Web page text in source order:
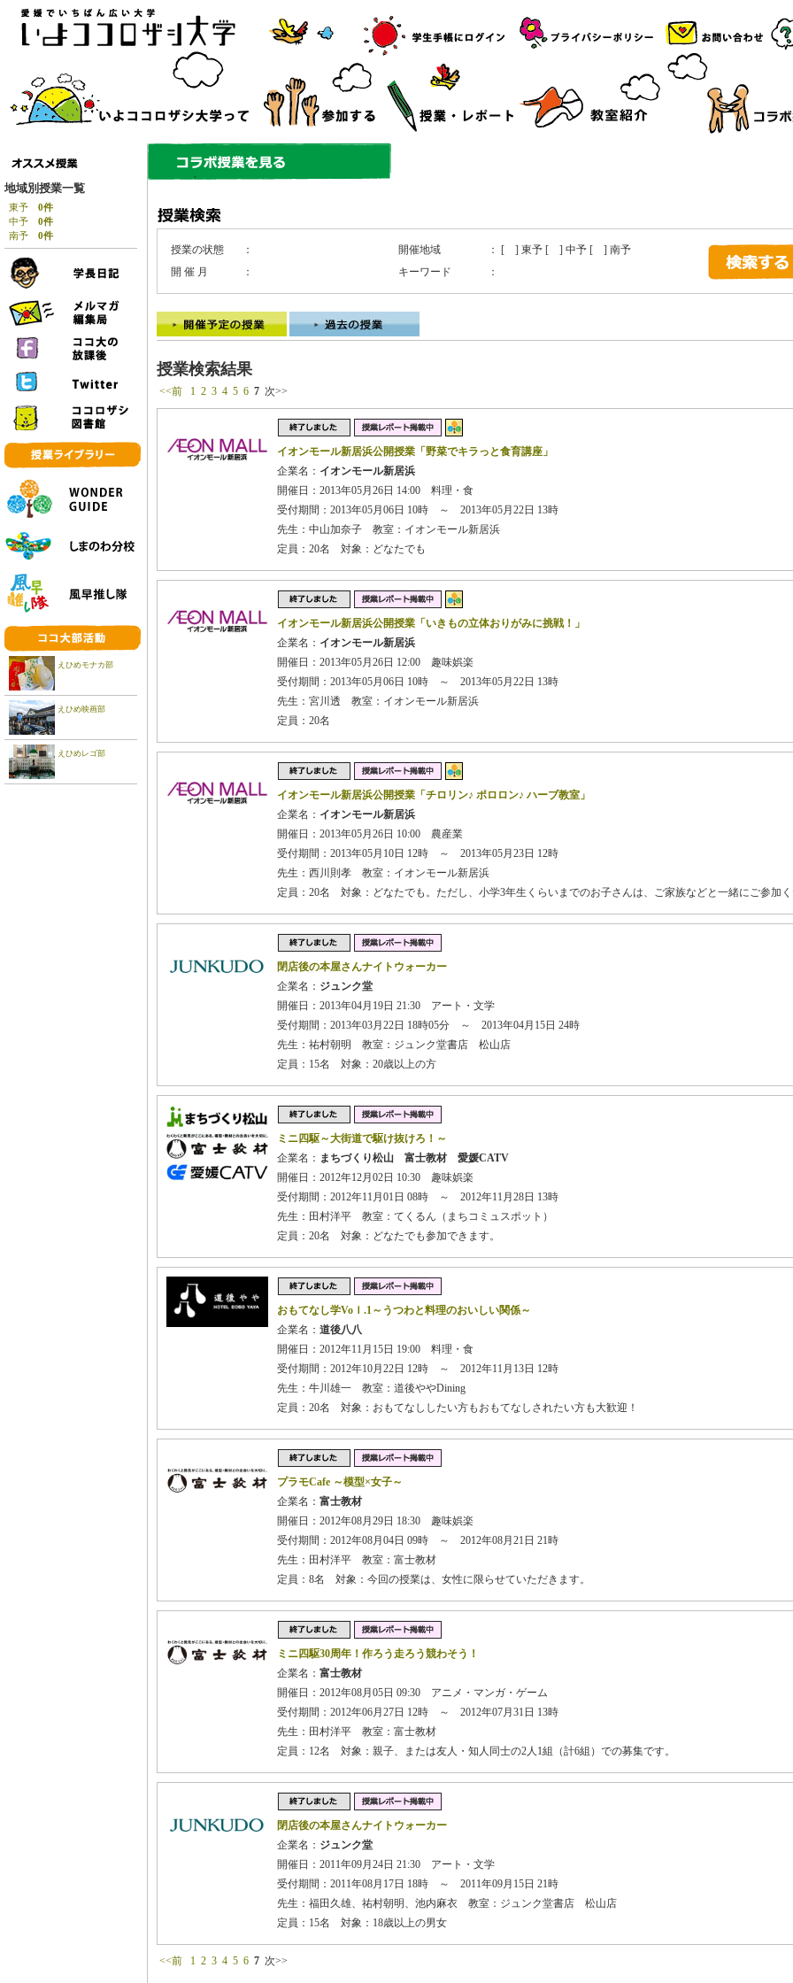
地域別授業一覧
東予 0件
中予 0件
南予 0件
えひめモナカ部
えひめ映画部
えひめレゴ部
授業の状態 ： 開催地域
： [ ] 東予 [ ] 中予 [ ] 南予
開 催 月
： キーワード ：
授業検索結果
<<前 1 2 3 4 5 6 7 次>>
イオンモール新居浜公開授業「野菜でキラっと食育講座」
企業名： イオンモール新居浜
開催日：2013年05月26日 14:00 料理・食
受付期間：2013年05月06日 10時 ～ 2013年05月22日 13時
先生：中山加奈子 教室：イオンモール新居浜
定員：20名 対象：どなたでも
イオンモール新居浜公開授業「いきもの立体おりがみに挑戦！」
企業名： イオンモール新居浜
開催日：2013年05月26日 12:00 趣味娯楽
受付期間：2013年05月06日 10時 ～ 2013年05月22日 13時
先生：宮川透 教室：イオンモール新居浜
定員：20名
イオンモール新居浜公開授業「チロリン♪ ポロロン♪ ハーブ教室」
企業名： イオンモール新居浜
開催日：2013年05月26日 10:00 農産業
受付期間：2013年05月10日 12時 ～ 2013年05月23日 12時
先生：西川則孝 教室：イオンモール新居浜
定員：20名 対象：どなたでも。ただし、小学3年生くらいまでのお子さんは、ご家族などと一緒にご参加く
閉店後の本屋さんナイトウォーカー
企業名： ジュンク堂
開催日：2013年04月19日 21:30 アート・文学
受付期間：2013年03月22日 18時05分 ～ 2013年04月15日 24時
先生：祐村朝明 教室：ジュンク堂書店 松山店
定員：15名 対象：20歳以上の方
ミニ四駆～大街道で駆け抜けろ！～
企業名： まちづくり松山 富士教材 愛媛CATV
開催日：2012年12月02日 10:30 趣味娯楽
受付期間：2012年11月01日 08時 ～ 2012年11月28日 13時
先生：田村洋平 教室：てくるん（まちコミュスポット）
定員：20名 対象：どなたでも参加できます。
おもてなし学Voｌ.1～うつわと料理のおいしい関係～
企業名： 道後八八
開催日：2012年11月15日 19:00 料理・食
受付期間：2012年10月22日 12時 ～ 2012年11月13日 12時
先生：牛川雄一 教室：道後ややDining
定員：20名 対象：おもてなししたい方もおもてなしされたい方も大歓迎！
プラモCafe ～模型×女子～
企業名： 富士教材
開催日：2012年08月29日 18:30 趣味娯楽
受付期間：2012年08月04日 09時 ～ 2012年08月21日 21時
先生：田村洋平 教室：富士教材
定員：8名 対象：今回の授業は、女性に限らせていただきます。
ミニ四駆30周年！作ろう走ろう競わそう！
企業名： 富士教材
開催日：2012年08月05日 09:30 アニメ・マンガ・ゲーム
受付期間：2012年06月27日 12時 ～ 2012年07月31日 13時
先生：田村洋平 教室：富士教材
定員：12名 対象：親子、または友人・知人同士の2人1組（計6組）での募集です。
閉店後の本屋さんナイトウォーカー
企業名： ジュンク堂
開催日：2011年09月24日 21:30 アート・文学
受付期間：2011年08月17日 18時 ～ 2011年09月15日 21時
先生：福田久雄、祐村朝明、池内麻衣 教室：ジュンク堂書店 松山店
定員：15名 対象：18歳以上の男女
<<前 1 2 3 4 5 6 7 次>>